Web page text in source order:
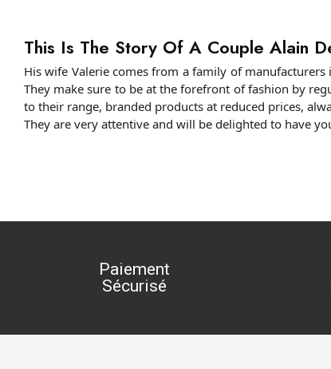
This Is The Story Of A Couple Alain
His wife Valerie comes from a family of
They make sure to be at the forefront of fashion by
to their range, branded products at reduced prices,
They are very attentive and will be delighted to have
Paiement
Sécurisé